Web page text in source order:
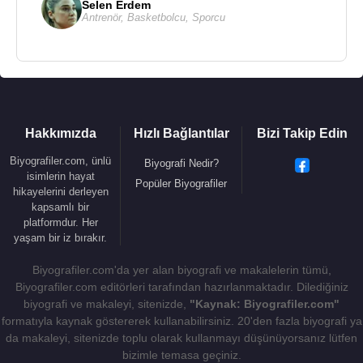
1997 - XXL
2011 - Box office 3d
Selen Erdem
Antrenör, Basketbolcu Sporcu
Hakkımızda
Biyografiler.com, ünlü
isimlerin hayat
hikayelerini derleyen
kapsamlı bir
platformdur. Her
yaşam bir iz bırakır.
Hızlı Bağlantılar
Biyografi Nedir?
Popüler Biyografiler
Bizi Takip Edin
Biyografiler.com'da yer alan biyografi ve makalelerin tümü,
Biyografiler.com editörleri tarafından hazırlanmaktadır. Dilediğiniz
biyografi ve makaleyi, sitenizde, "Kaynak: Biyografiler.com"
formatıyla kaynak göstererek kullanabilirsiniz. 20'den fazla biyografi ya
da makaleyi, sitenizde toplu olarak kullanmayı düşünüyorsanız lütfen
bizimle temasa geçiniz.